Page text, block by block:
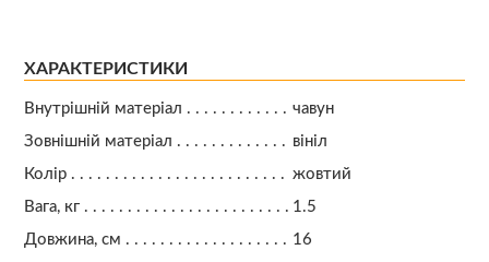
ХАРАКТЕРИСТИКИ
Внутрішній матеріал
чавун
Зовнішній матеріал
вініл
Колір
жовтий
Вага, кг
1.5
Довжина, см
16